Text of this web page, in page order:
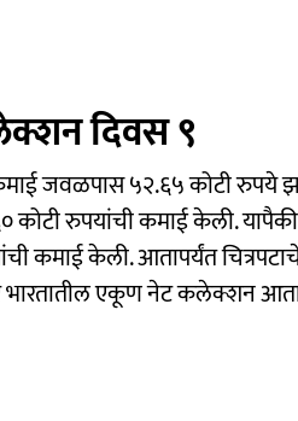
दिवस ९
जवळपास ५२.६५ कोटी रुपये
कोटी रुपयांची कमाई केली.
कमाई केली. आतापर्यंत
भारतातील एकूण नेट कलेक्शन